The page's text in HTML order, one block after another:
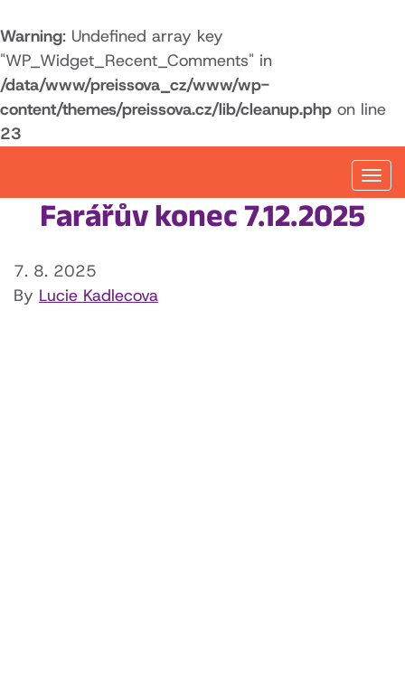
Warning: Undefined array key
"WP_Widget_Recent_Comments" in
/data/www/preissova_cz/www/wp-
content/themes/preissova.cz/lib/cleanup.php on line
23
Farářův konec 7.12.2025
7. 8. 2025
By Lucie Kadlecova